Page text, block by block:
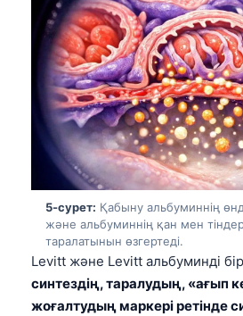
5-сурет: Қабыну альбуминнің
және альбуминнің қан мен
таралатынын өзгертеді.
Levitt және Levitt альбуминді
синтездің, таралудың, «ағып
жоғалтудың маркері ретінде
Polski
한국어
Slovenščina
Magyar
Shqip
বাংলা
اردو
मराठी
తెలుగు
தமிழ்
ગુજરાતી